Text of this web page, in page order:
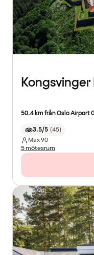
50.4 km från Oslo Airport
3.5/5 (45)
Max90
5 mötesrum